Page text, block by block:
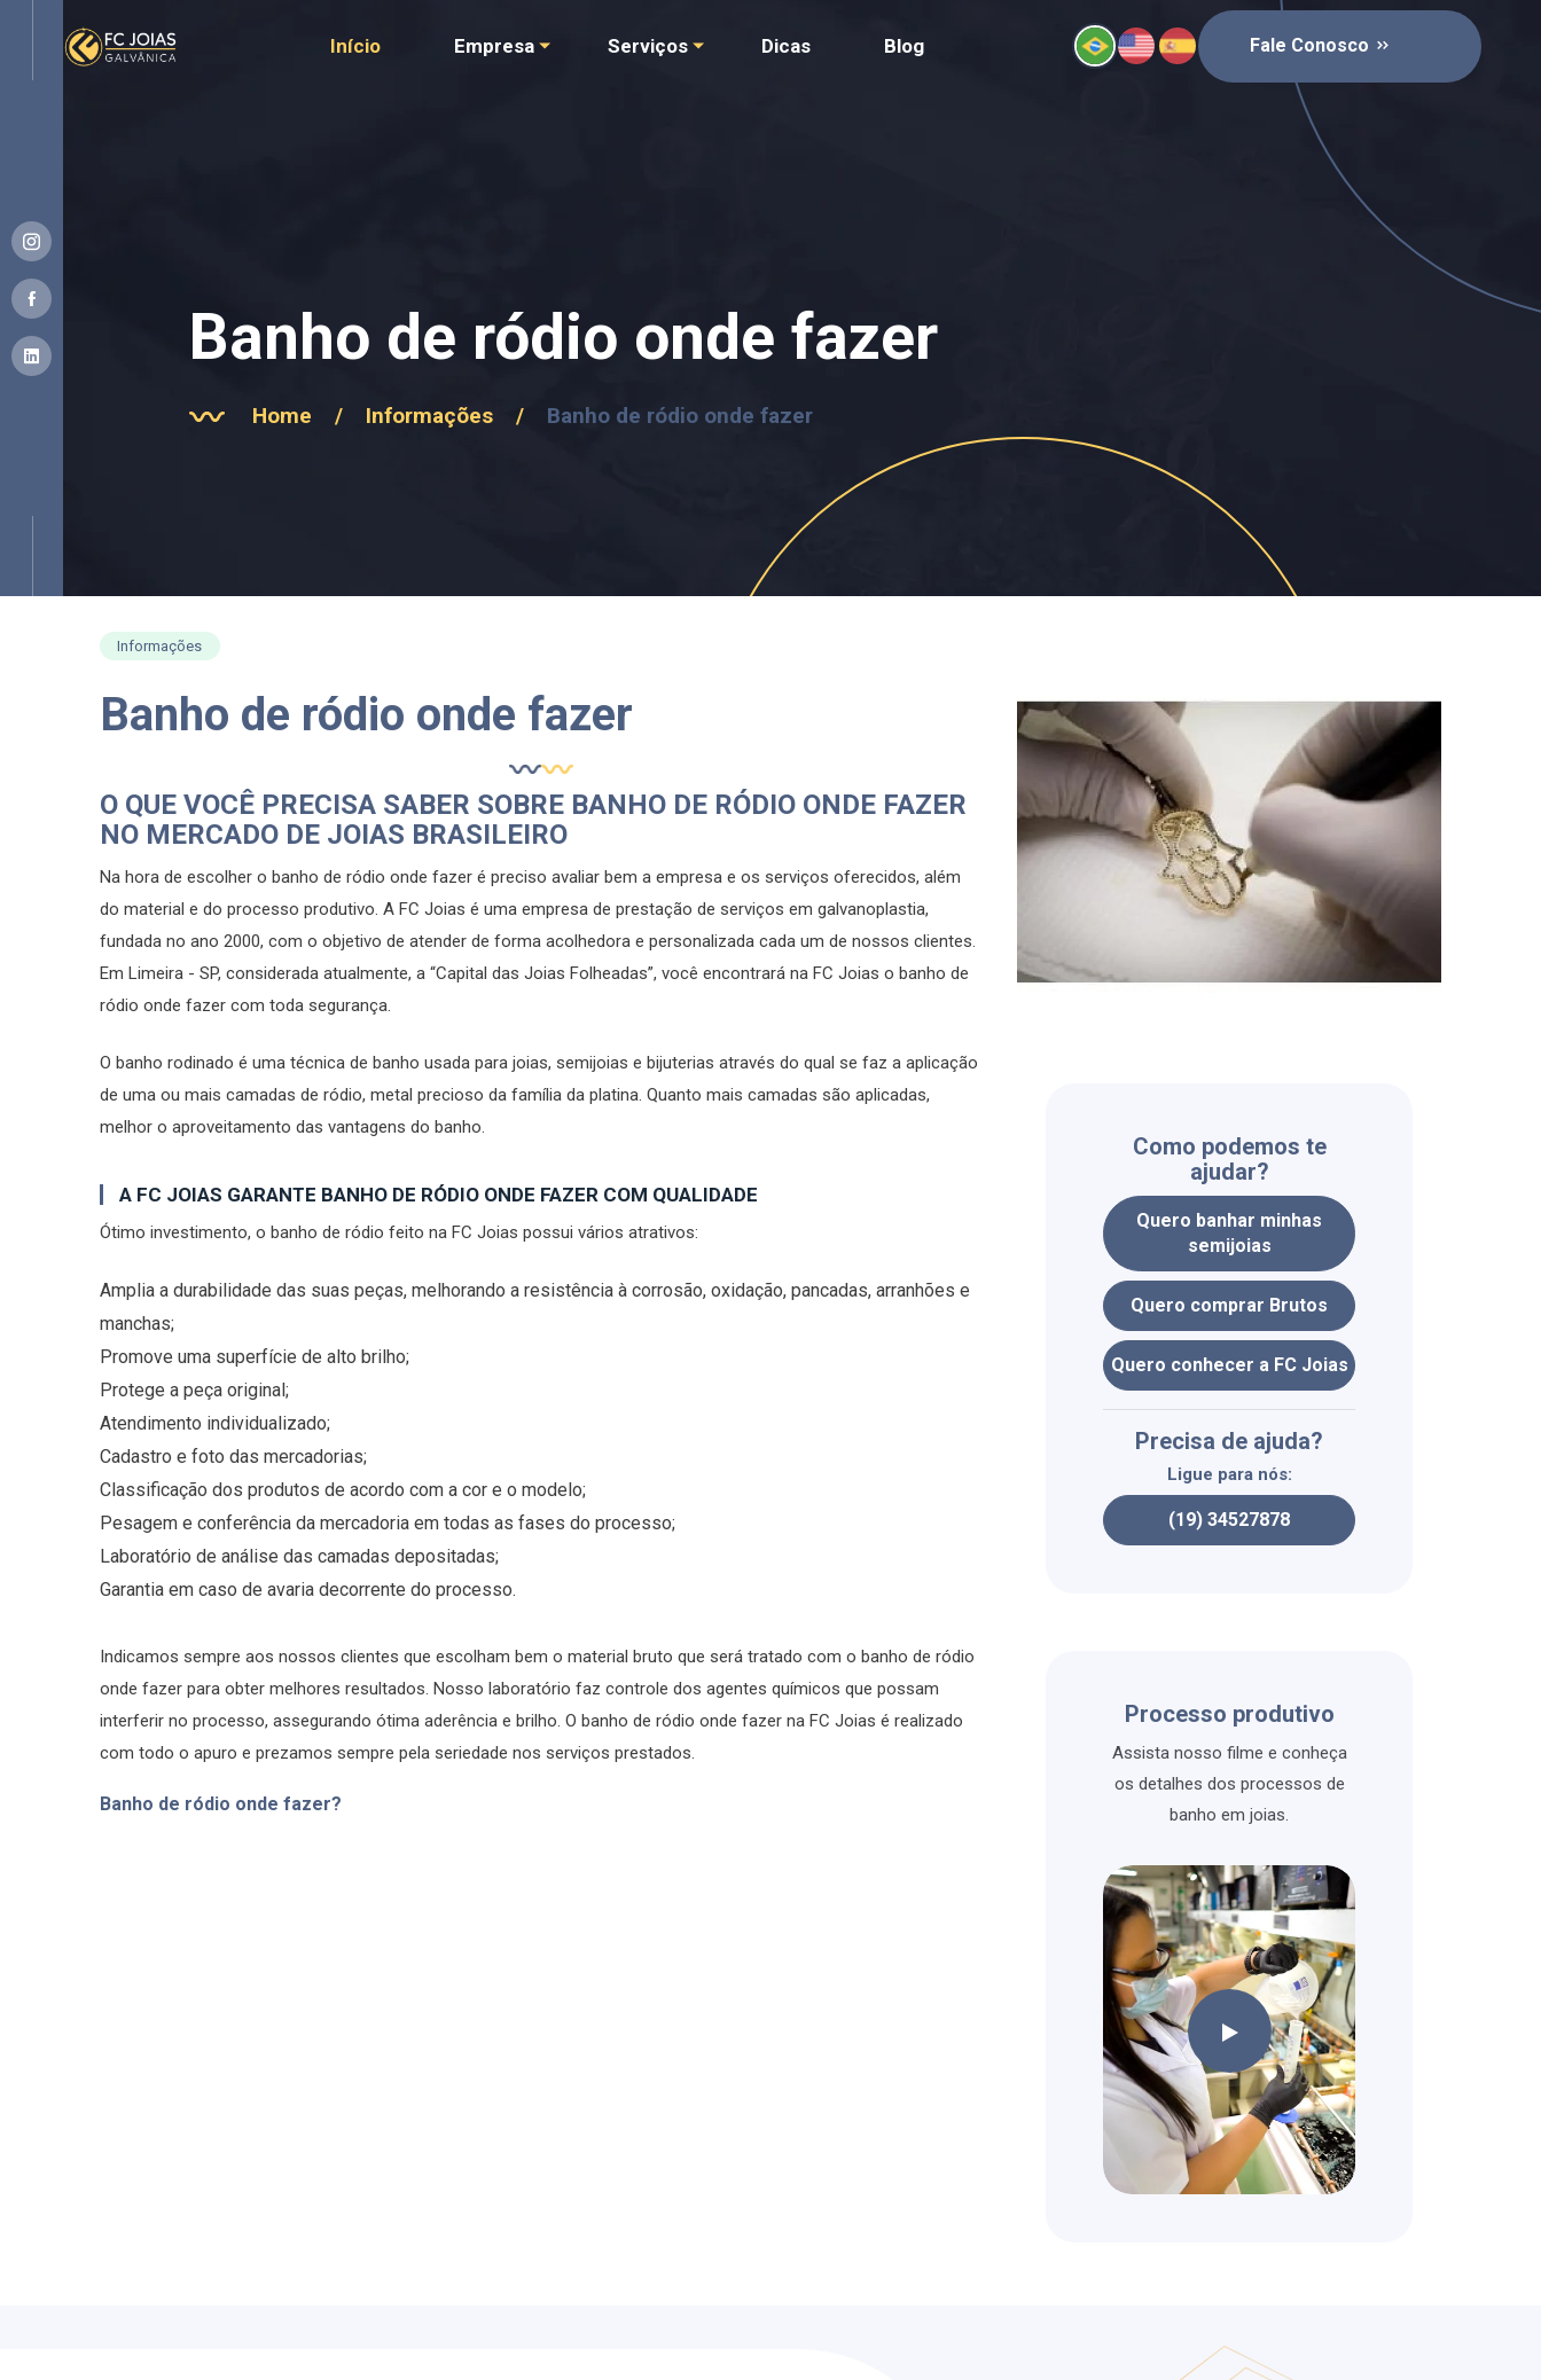
Início Empresa Serviços Dicas Blog Fale Conosco
Banho de ródio onde fazer
Home / Informações / Banho de ródio onde fazer
Informações
Banho de ródio onde fazer
O QUE VOCÊ PRECISA SABER SOBRE BANHO DE RÓDIO ONDE FAZER
NO MERCADO DE JOIAS BRASILEIRO
Na hora de escolher o banho de ródio onde fazer é preciso avaliar bem a empresa e os serviços oferecidos, além
do material e do processo produtivo. A FC Joias é uma empresa de prestação de serviços em galvanoplastia,
fundada no ano 2000, com o objetivo de atender de forma acolhedora e personalizada cada um de nossos clientes.
Em Limeira - SP, considerada atualmente, a “Capital das Joias Folheadas”, você encontrará na FC Joias o banho de
ródio onde fazer com toda segurança.
O banho rodinado é uma técnica de banho usada para joias, semijoias e bijuterias através do qual se faz a aplicação
de uma ou mais camadas de ródio, metal precioso da família da platina. Quanto mais camadas são aplicadas,
melhor o aproveitamento das vantagens do banho.
A FC JOIAS GARANTE BANHO DE RÓDIO ONDE FAZER COM QUALIDADE
Ótimo investimento, o banho de ródio feito na FC Joias possui vários atrativos:
Amplia a durabilidade das suas peças, melhorando a resistência à corrosão, oxidação, pancadas, arranhões e
manchas;
Promove uma superfície de alto brilho;
Protege a peça original;
Atendimento individualizado;
Cadastro e foto das mercadorias;
Classificação dos produtos de acordo com a cor e o modelo;
Pesagem e conferência da mercadoria em todas as fases do processo;
Laboratório de análise das camadas depositadas;
Garantia em caso de avaria decorrente do processo.
Indicamos sempre aos nossos clientes que escolham bem o material bruto que será tratado com o banho de ródio
onde fazer para obter melhores resultados. Nosso laboratório faz controle dos agentes químicos que possam
interferir no processo, assegurando ótima aderência e brilho. O banho de ródio onde fazer na FC Joias é realizado
com todo o apuro e prezamos sempre pela seriedade nos serviços prestados.
Banho de ródio onde fazer?
Como podemos te
ajudar?
Quero banhar minhas
semijoias
Quero comprar Brutos
Quero conhecer a FC Joias
Precisa de ajuda?
Ligue para nós:
(19) 34527878
Processo produtivo
Assista nosso filme e conheça
os detalhes dos processos de
banho em joias.